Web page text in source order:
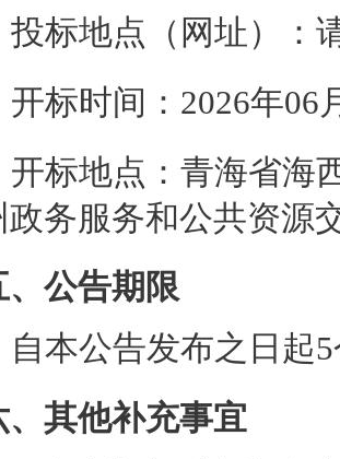
投标地点（网址）：
开标时间： 2026年06
开标地点： 青海省海
政务服务和公共资源
、公告期限
自本公告发布之日起
、其他补充事宜